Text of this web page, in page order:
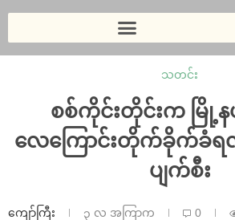
သတင်း
စစ်ကိုင်းတိုင်းက မြို့န
လေကြောင်းတိုက်ခိုက်ခံ
ပျက်စီး
ကျော်ကြီး ၃ လ အကြာက 0